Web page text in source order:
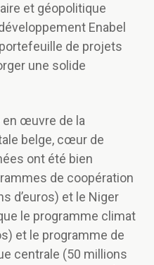
et géopolitique
Enabel
de projets
une solide
en œuvre de la
belge, cœur de
ont été bien
de coopération
d’euros) et le Niger
le programme climat
et le programme de
centrale (50 millions